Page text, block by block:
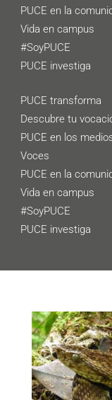
PUCE en la
Vida en campus
#SoyPUCE
PUCE investiga
PUCE transforma
Descubre tu
PUCE en los
Voces
PUCE en la
Vida en campus
#SoyPUCE
PUCE investiga